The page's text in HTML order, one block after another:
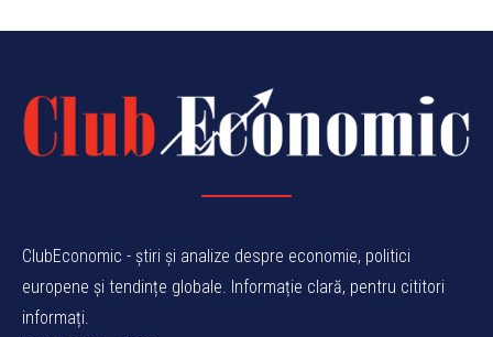
ClubEconomic - știri și analize despre economie, politici
europene și tendințe globale. Informație clară, pentru cititori
informați.